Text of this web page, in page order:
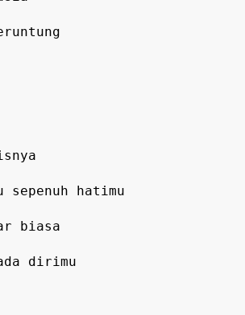
dirimu